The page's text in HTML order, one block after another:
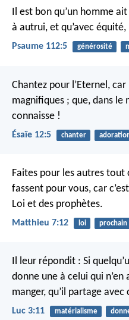
Il est bon qu’un homme
à autrui, et qu’avec équité,
Psaume 112:5 générosité
Chantez pour l’Eternel, car
magnifiques ; que, dans le
connaisse !
Ésaïe 12:5 chanter
Faites pour les autres tout
fassent pour vous, car
Loi et des prophètes.
Matthieu 7:12 loi prochain
Il leur répondit : Si
donne une à celui qui n’en
manger, qu’il partage avec
Luc 3:11 matérialisme